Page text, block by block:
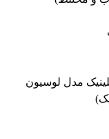
مدل لوسیون